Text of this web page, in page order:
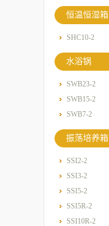
恒温恒湿箱
SHC10-2
水浴锅
SWB23-2
SWB15-2
SWB7-2
振荡培养箱
SSI2-2
SSI3-2
SSI5-2
SSI5R-2
SSI10R-2